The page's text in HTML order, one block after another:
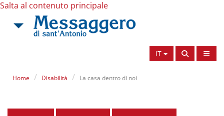
Salta al contenuto principale
IT
Home Disabilità La casa dentro di noi